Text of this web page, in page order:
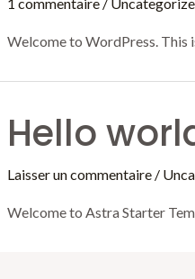
Welcome to WordPress.
Hello
Laisser un commentaire /
Welcome to Astra Starter